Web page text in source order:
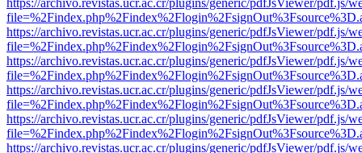
https://archivo.revistas.ucr.ac.cr/plugins/generic/pdfJsViewer/pdf.js/
https://archivo.revistas.ucr.ac.cr/plugins/generic/pdfJsViewer/pdf.js/
https://archivo.revistas.ucr.ac.cr/plugins/generic/pdfJsViewer/pdf.js/
https://archivo.revistas.ucr.ac.cr/plugins/generic/pdfJsViewer/pdf.js/
https://archivo.revistas.ucr.ac.cr/plugins/generic/pdfJsViewer/pdf.js/
https://archivo.revistas.ucr.ac.cr/plugins/generic/pdfJsViewer/pdf.js/